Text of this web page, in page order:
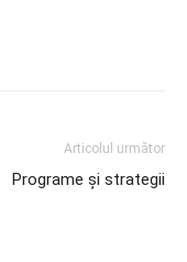
Articolul următor
Programe și strategii